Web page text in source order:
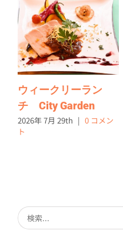
ウィークリーラン
チ City Garden
2026年 7月 29th | 0 コメン
ト
検
索